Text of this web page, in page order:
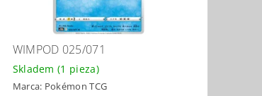
WIMPOD 025/071
Skladem(1 pieza)
Marca: Pokémon TCG